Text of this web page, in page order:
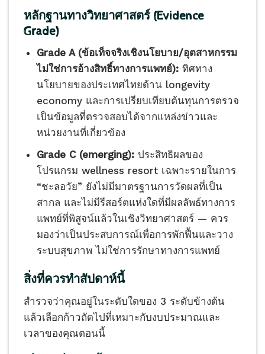
หลักฐานทางวิทยาศาสตร์ (Evidence
Grade)
Grade A (ข้อเท็จจริงเชิงนโยบาย/อุตสาหกรรม
ไม่ใช่การอ้างสิทธิ์ทางการแพทย์): ทิศทาง
นโยบายของประเทศไทยด้าน longevity
economy และการเปรียบเทียบต้นทุนการตรวจ
เป็นข้อมูลที่ตรวจสอบได้จากแหล่งข่าวและ
หน่วยงานที่เกี่ยวข้อง
Grade C (emerging): ประสิทธิผลของ
โปรแกรม wellness resort เฉพาะรายในการ
“ชะลอวัย” ยังไม่มีมาตรฐานการวัดผลที่เป็น
สากล และไม่มีรีสอร์ตแห่งใดที่มีผลลัพธ์ทางการ
แพทย์ที่พิสูจน์แล้วในเชิงวิทยาศาสตร์ — ควร
มองว่าเป็นประสบการณ์เพื่อการพักฟื้นและวาง
ระบบสุขภาพ ไม่ใช่การรักษาทางการแพทย์
สิ่งที่ควรทำสัปดาห์นี้
สำรวจว่าคุณอยู่ในระดับใดของ 3 ระดับข้างต้น
แล้วเลือกก้าวถัดไปที่เหมาะกับงบประมาณและ
เวลาของคุณตอนนี้